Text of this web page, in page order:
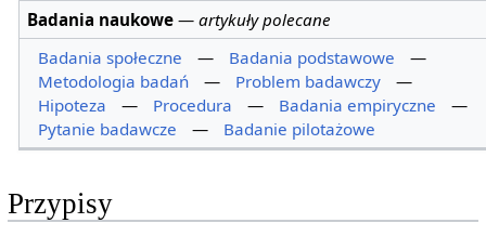
Badania naukowe —artykuły polecane
Badania społeczne
— Badania podstawowe
—
Metodologia badań
— Problem badawczy
—
Hipoteza
— Procedura — Badania empiryczne
—
Pytanie badawcze
— Badanie pilotażowe
Przypisy